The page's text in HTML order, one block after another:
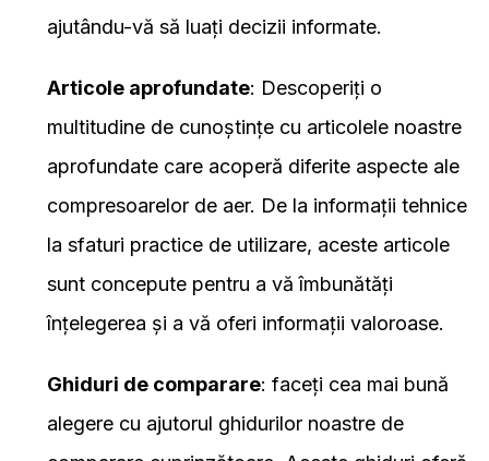
ajutându-vă să luați decizii informate.
Articole aprofundate: Descoperiți o
multitudine de cunoștințe cu articolele noastre
aprofundate care acoperă diferite aspecte ale
compresoarelor de aer. De la informații tehnice
la sfaturi practice de utilizare, aceste articole
sunt concepute pentru a vă îmbunătăți
înțelegerea și a vă oferi informații valoroase.
Ghiduri de comparare: faceți cea mai bună
alegere cu ajutorul ghidurilor noastre de